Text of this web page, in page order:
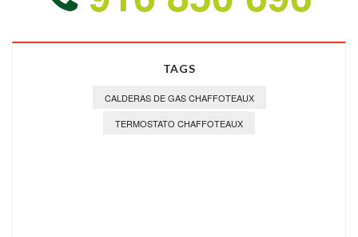
TAGS
CALDERAS DE GAS CHAFFOTEAUX
TERMOSTATO CHAFFOTEAUX